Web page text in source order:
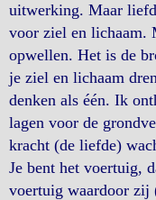
uitwerking. Maar
voor ziel en lichaam.
opwellen. Het is de
je ziel en lichaam
denken als één. Ik
lagen voor de
kracht (de liefde)
Je bent het voertuig,
voertuig waardoor zij